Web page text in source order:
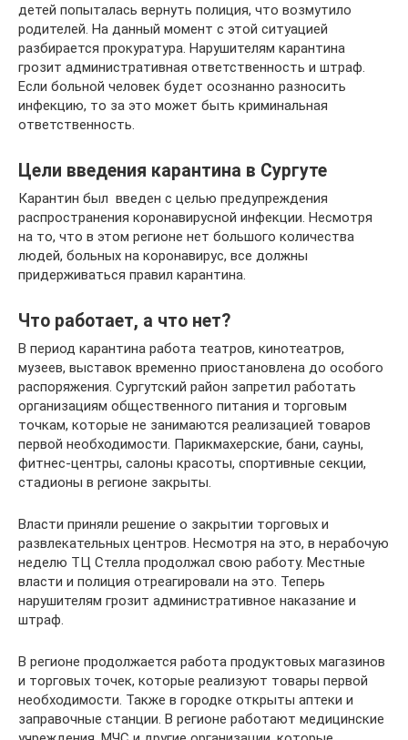
детей попыталась вернуть полиция, что возмутило
родителей. На данный момент с этой ситуацией
разбирается прокуратура. Нарушителям карантина
грозит административная ответственность и штраф.
Если больной человек будет осознанно разносить
инфекцию, то за это может быть криминальная
ответственность.
Цели введения карантина в Сургуте
Карантин был введен с целью предупреждения
распространения коронавирусной инфекции. Несмотря
на то, что в этом регионе нет большого количества
людей, больных на коронавирус, все должны
придерживаться правил карантина.
Что работает, а что нет?
В период карантина работа театров, кинотеатров,
музеев, выставок временно приостановлена до особого
распоряжения. Сургутский район запретил работать
организациям общественного питания и торговым
точкам, которые не занимаются реализацией товаров
первой необходимости. Парикмахерские, бани, сауны,
фитнес-центры, салоны красоты, спортивные секции,
стадионы в регионе закрыты.
Власти приняли решение о закрытии торговых и
развлекательных центров. Несмотря на это, в нерабочую
неделю ТЦ Стелла продолжал свою работу. Местные
власти и полиция отреагировали на это. Теперь
нарушителям грозит административное наказание и
штраф.
В регионе продолжается работа продуктовых магазинов
и торговых точек, которые реализуют товары первой
необходимости. Также в городке открыты аптеки и
заправочные станции. В регионе работают медицинские